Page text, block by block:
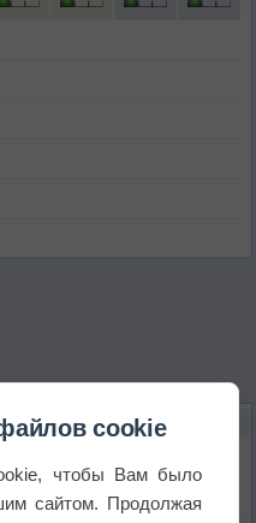
cookie
чтобы Вам было
сайтом. Продолжая